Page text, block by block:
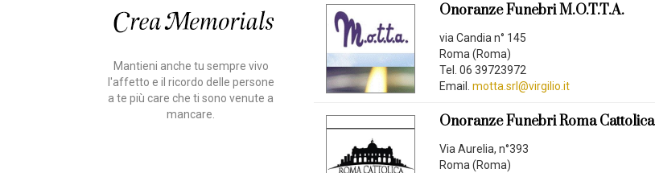
Mantieni anche tu sempre vivo
l'affetto e il ricordo delle persone
a te più care che ti sono venute a
mancare.
Onoranze Funebri M.O.T.T.A.
via Candia n° 145
Roma (Roma)
Tel. 06 39723972
Email. motta.srl@virgilio.it
Onoranze Funebri Roma Cattolica
Via Aurelia, n°393
Roma (Roma)